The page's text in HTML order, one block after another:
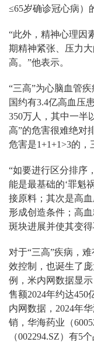
≤65岁确诊冠心病）
“此外，精神心理因
期精神紧张、压力
高。”他表示。
“三高”为心脑血管
国约有3.4亿高血压
350万人，其中一半
高”的危害很难绝对
危害是1+1+1>3的，
“如要进行区分排序
能是最基础的‘罪魁
接原料；其次是高
形成创造条件；高
斑块进展并使其变得
对于“三高”疾病，
效控制，也诞生了
例，米内网数据显
售额2024年约达450
内网数据，2024年
销，华海药业（
（002294.SZ）有5